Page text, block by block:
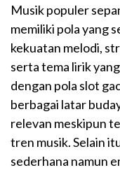
Musik populer
memiliki pola yang
kekuatan melodi,
serta tema lirik
dengan pola slot
berbagai latar
relevan meskipun
tren musik. Selain
sederhana namun